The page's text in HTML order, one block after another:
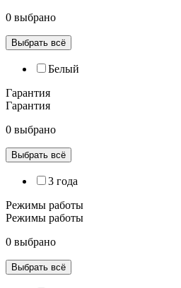
0 выбрано
Выбрать всё
Белый
Гарантия
Гарантия
0 выбрано
Выбрать всё
3 года
Режимы работы
Режимы работы
0 выбрано
Выбрать всё